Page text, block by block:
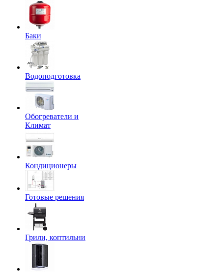
Баки
Водоподготовка
Обогреватели и
Климат
Кондиционеры
Готовые решения
Грили, коптильни